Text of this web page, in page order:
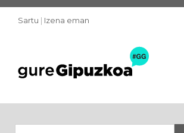
Sartu | Izena eman